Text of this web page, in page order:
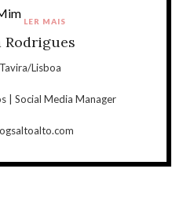
Rodrigues
Lisboa
| Social Media Manager
LER MAIS